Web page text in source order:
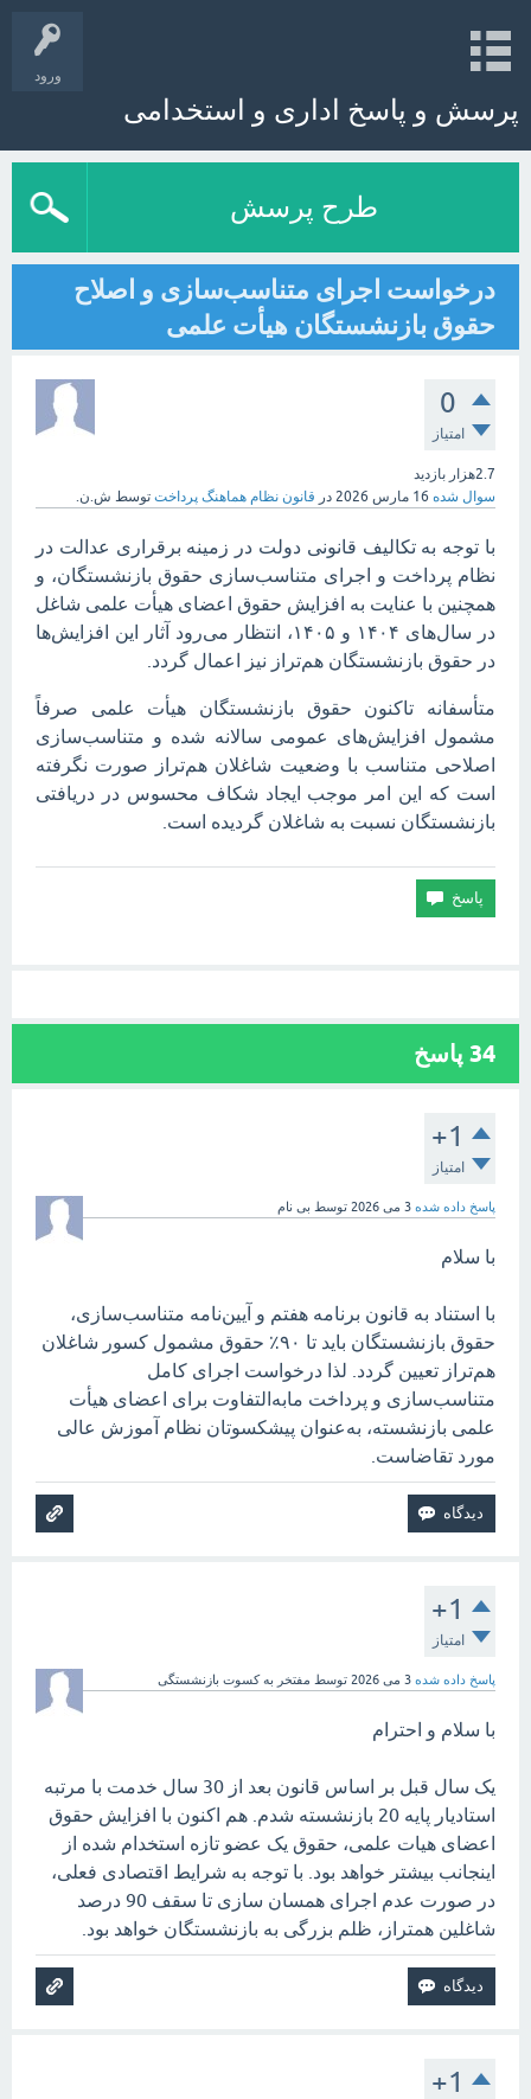
ورود
پرسش و پاسخ اداری و استخدامی
طرح پرسش
درخواست اجرای متناسب‌سازی و اصلاح
حقوق بازنشستگان هیأت علمی
0
امتیاز
2.7هزار
بازدید
سوال شده 16 مارس 2026 در قانون نظام هماهنگ پرداخت توسط ش.ن.
با توجه به تکالیف قانونی دولت در زمینه برقراری عدالت در
نظام پرداخت و اجرای متناسب‌سازی حقوق بازنشستگان، و
همچنین با عنایت به افزایش حقوق اعضای هیأت علمی شاغل
در سال‌های ۱۴۰۴ و ۱۴۰۵، انتظار می‌رود آثار این افزایش‌ها
در حقوق بازنشستگان هم‌تراز نیز اعمال گردد.
متأسفانه تاکنون حقوق بازنشستگان هیأت علمی صرفاً
مشمول افزایش‌های عمومی سالانه شده و متناسب‌سازی
اصلاحی متناسب با وضعیت شاغلان هم‌تراز صورت نگرفته
است که این امر موجب ایجاد شکاف محسوس در دریافتی
بازنشستگان نسبت به شاغلان گردیده است.
34 پاسخ
+1
امتیاز
پاسخ داده شده 3 می 2026 توسط بی نام
با سلام
با استناد به قانون برنامه هفتم و آیین‌نامه متناسب‌سازی،
حقوق بازنشستگان باید تا ۹۰٪ حقوق مشمول کسور شاغلان
هم‌تراز تعیین گردد. لذا درخواست اجرای کامل
متناسب‌سازی و پرداخت مابه‌التفاوت برای اعضای هیأت
علمی بازنشسته، به‌عنوان پیشکسوتان نظام آموزش عالی
مورد تقاضاست.
+1
امتیاز
پاسخ داده شده 3 می 2026 توسط مفتخر به کسوت بازنشستگی
با سلام و احترام
یک سال قبل بر اساس قانون بعد از 30 سال خدمت با مرتبه
استادیار پایه 20 بازنشسته شدم. هم اکنون با افزایش حقوق
اعضای هیات علمی، حقوق یک عضو تازه استخدام شده از
اینجانب بیشتر خواهد بود. با توجه به شرایط اقتصادی فعلی،
در صورت عدم اجرای همسان سازی تا سقف 90 درصد
شاغلین همتراز، ظلم بزرگی به بازنشستگان خواهد بود.
+1